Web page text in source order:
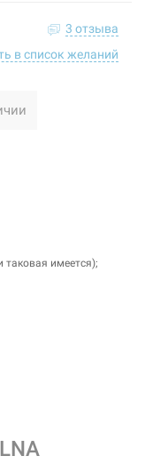
3 отзыва
в список желаний
таковая имеется);